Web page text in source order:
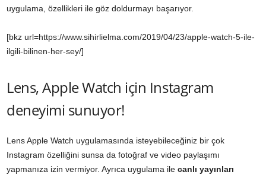
uygulama, özellikleri ile göz doldurmayı başarıyor.
[bkz url=https://www.sihirlielma.com/2019/04/23/apple-watch-5-ile-
ilgili-bilinen-her-sey/]
Lens, Apple Watch için Instagram
deneyimi sunuyor!
Lens Apple Watch uygulamasında isteyebileceğiniz bir çok
Instagram özelliğini sunsa da fotoğraf ve video paylaşımı
yapmanıza izin vermiyor. Ayrıca uygulama ile canlı yayınları